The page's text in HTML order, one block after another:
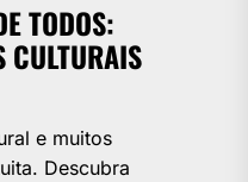
TODOS:
CULTURAIS
e muitos
Descubra